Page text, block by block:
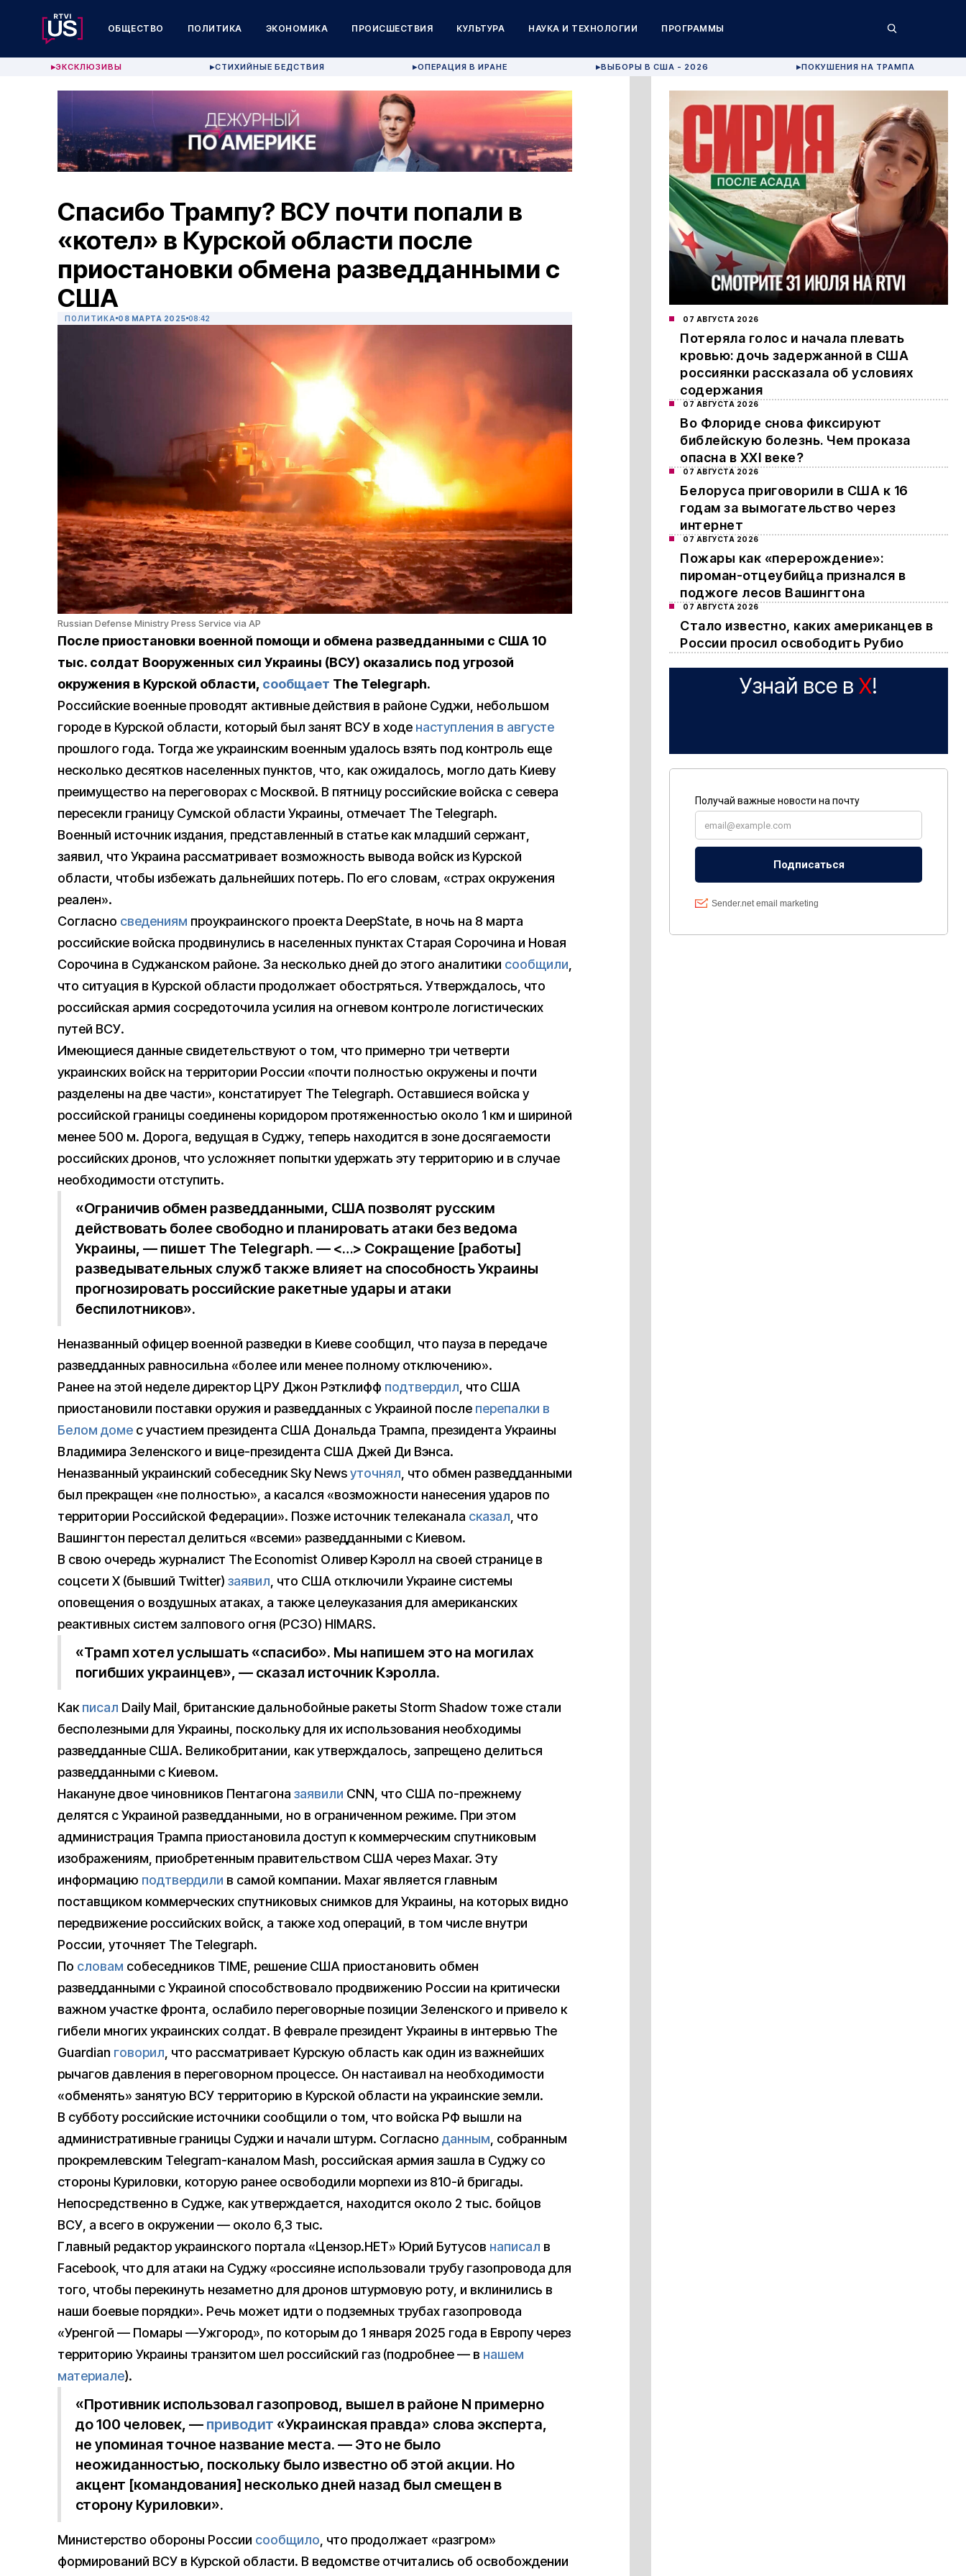
ОБЩЕСТВО ПОЛИТИКА ЭКОНОМИКА ПРОИСШЕСТВИЯ КУЛЬТУРА НАУКА И ТЕХНОЛОГИИ ПРОГРАММЫ
▶ЭКСКЛЮЗИВЫ ▶СТИХИЙНЫЕ БЕДСТВИЯ ▶ОПЕРАЦИЯ В ИРАНЕ ▶ВЫБОРЫ В США - 2026 ▶ПОКУШЕНИЯ НА ТРАМПА
Спасибо Трампу? ВСУ почти попали в
«котел» в Курской области после
приостановки обмена разведданными с
США
ПОЛИТИКА 08 МАРТА 2025 08:42
Russian Defense Ministry Press Service via AP
После приостановки военной помощи и обмена разведданными с США 10
тыс. солдат Вооруженных сил Украины (ВСУ) оказались под угрозой
окружения в Курской области, сообщает The Telegraph.
Российские военные проводят активные действия в районе Суджи, небольшом
городе в Курской области, который был занят ВСУ в ходе наступления в августе
прошлого года. Тогда же украинским военным удалось взять под контроль еще
несколько десятков населенных пунктов, что, как ожидалось, могло дать Киеву
преимущество на переговорах с Москвой. В пятницу российские войска с севера
пересекли границу Сумской области Украины, отмечает The Telegraph.
Военный источник издания, представленный в статье как младший сержант,
заявил, что Украина рассматривает возможность вывода войск из Курской
области, чтобы избежать дальнейших потерь. По его словам, «страх окружения
реален».
Согласно сведениям проукраинского проекта DeepState, в ночь на 8 марта
российские войска продвинулись в населенных пунктах Старая Сорочина и Новая
Сорочина в Суджанском районе. За несколько дней до этого аналитики сообщили,
что ситуация в Курской области продолжает обостряться. Утверждалось, что
российская армия сосредоточила усилия на огневом контроле логистических
путей ВСУ.
Имеющиеся данные свидетельствуют о том, что примерно три четверти
украинских войск на территории России «почти полностью окружены и почти
разделены на две части», констатирует The Telegraph. Оставшиеся войска у
российской границы соединены коридором протяженностью около 1 км и шириной
менее 500 м. Дорога, ведущая в Суджу, теперь находится в зоне досягаемости
российских дронов, что усложняет попытки удержать эту территорию и в случае
необходимости отступить.
«Ограничив обмен разведданными, США позволят русским
действовать более свободно и планировать атаки без ведома
Украины, — пишет The Telegraph. — <…> Сокращение [работы]
разведывательных служб также влияет на способность Украины
прогнозировать российские ракетные удары и атаки
беспилотников».
Неназванный офицер военной разведки в Киеве сообщил, что пауза в передаче
разведданных равносильна «более или менее полному отключению».
Ранее на этой неделе директор ЦРУ Джон Рэтклифф подтвердил, что США
приостановили поставки оружия и разведданных с Украиной после перепалки в
Белом доме с участием президента США Дональда Трампа, президента Украины
Владимира Зеленского и вице-президента США Джей Ди Вэнса.
Неназванный украинский собеседник Sky Newsуточнял, что обмен разведданными
был прекращен «не полностью», а касался «возможности нанесения ударов по
территории Российской Федерации». Позже источник телеканала сказал, что
Вашингтон перестал делиться «всеми» разведданными с Киевом.
В свою очередь журналист The Economist Оливер Кэролл на своей странице в
соцсети X (бывший Twitter) заявил, что США отключили Украине системы
оповещения о воздушных атаках, а также целеуказания для американских
реактивных систем залпового огня (РСЗО) HIMARS.
«Трамп хотел услышать «спасибо». Мы напишем это на могилах
погибших украинцев», — сказал источник Кэролла.
Какписал Daily Mail, британские дальнобойные ракеты Storm Shadow тоже стали
бесполезными для Украины, поскольку для их использования необходимы
разведданные США. Великобритании, как утверждалось, запрещено делиться
разведданными с Киевом.
Накануне двое чиновников Пентагона заявили CNN, что США по-прежнему
делятся с Украиной разведданными, но в ограниченном режиме. При этом
администрация Трампа приостановила доступ к коммерческим спутниковым
изображениям, приобретенным правительством США через Maxar. Эту
информацию подтвердили в самой компании. Maxar является главным
поставщиком коммерческих спутниковых снимков для Украины, на которых видно
передвижение российских войск, а также ход операций, в том числе внутри
России, уточняет The Telegraph.
По словам собеседников TIME, решение США приостановить обмен
разведданными с Украиной способствовало продвижению России на критически
важном участке фронта, ослабило переговорные позиции Зеленского и привело к
гибели многих украинских солдат. В феврале президент Украины в интервью The
Guardian говорил, что рассматривает Курскую область как один из важнейших
рычагов давления в переговорном процессе. Он настаивал на необходимости
«обменять» занятую ВСУ территорию в Курской области на украинские земли.
В субботу российские источники сообщили о том, что войска РФ вышли на
административные границы Суджи и начали штурм. Согласно данным, собранным
прокремлевским Telegram-каналом Mash, российская армия зашла в Суджу со
стороны Куриловки, которую ранее освободили морпехи из 810-й бригады.
Непосредственно в Судже, как утверждается, находится около 2 тыс. бойцов
ВСУ, а всего в окружении — около 6,3 тыс.
Главный редактор украинского портала «Цензор.НЕТ» Юрий Бутусов написал в
Facebook, что для атаки на Суджу «россияне использовали трубу газопровода для
того, чтобы перекинуть незаметно для дронов штурмовую роту, и вклинились в
наши боевые порядки». Речь может идти о подземных трубах газопровода
«Уренгой — Помары —Ужгород», по которым до 1 января 2025 года в Европу через
территорию Украины транзитом шел российский газ (подробнее — в нашем
материале).
«Противник использовал газопровод, вышел в районе N примерно
до 100 человек, — приводит «Украинская правда» слова эксперта,
не упоминая точное название места. — Это не было
неожиданностью, поскольку было известно об этой акции. Но
акцент [командования] несколько дней назад был смещен в
сторону Куриловки».
Министерство обороны России сообщило, что продолжает «разгром»
формирований ВСУ в Курской области. В ведомстве отчитались об освобождении
07 АВГУСТА 2026
Потеряла голос и начала плевать
кровью: дочь задержанной в США
россиянки рассказала об условиях
содержания
07 АВГУСТА 2026
Во Флориде снова фиксируют
библейскую болезнь. Чем проказа
опасна в XXI веке?
07 АВГУСТА 2026
Белоруса приговорили в США к 16
годам за вымогательство через
интернет
07 АВГУСТА 2026
Пожары как «перерождение»:
пироман-отцеубийца признался в
поджоге лесов Вашингтона
07 АВГУСТА 2026
Стало известно, каких американцев в
России просил освободить Рубио
Узнай все в X!